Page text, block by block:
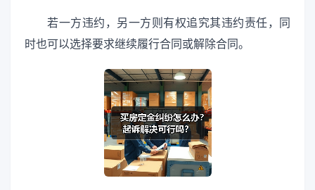
若一方违约，另一方则有权追究其违约责任，同
时也可以选择要求继续履行合同或解除合同。